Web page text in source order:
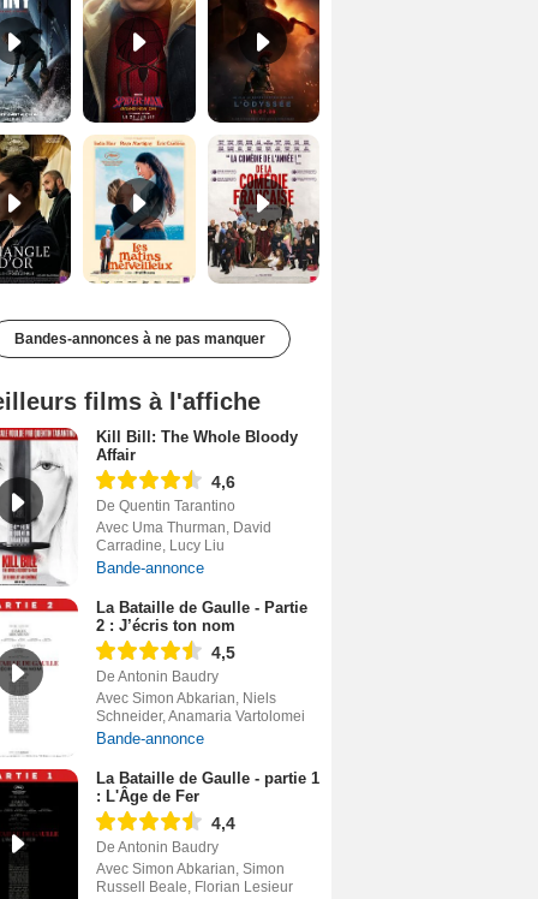
Le Triangle d'or Bande-annonce VF De la Comédie-Française Teaser VF
Bandes-annonces à ne pas manquer
films à l'affiche
Kill Bill: The Whole Bloody
Affair
4,6
De Quentin Tarantino
Avec Uma Thurman, David
Carradine, Lucy Liu
Bande-annonce
La Bataille de Gaulle - Partie
2 : J’écris ton nom
4,5
De Antonin Baudry
Avec Simon Abkarian, Niels
Schneider, Anamaria Vartolomei
Bande-annonce
La Bataille de Gaulle - partie 1
: L'Âge de Fer
4,4
De Antonin Baudry
Avec Simon Abkarian, Simon
Russell Beale, Florian Lesieur